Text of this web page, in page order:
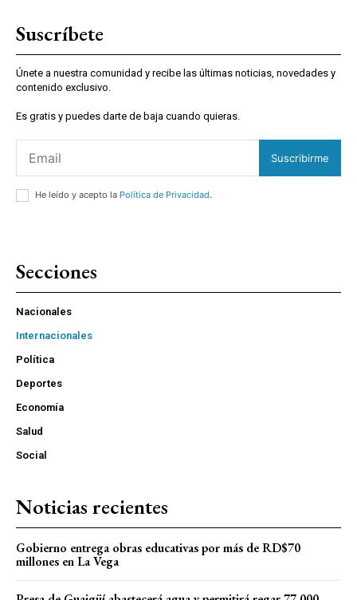
Suscríbete
Únete a nuestra comunidad y recibe las últimas noticias, novedades y
contenido exclusivo.
Es gratis y puedes darte de baja cuando quieras.
Suscribirme
He leído y acepto la Política de Privacidad.
Secciones
Nacionales
Internacionales
Política
Deportes
Economía
Salud
Social
Noticias recientes
Gobierno entrega obras educativas por más de RD$70
millones en La Vega